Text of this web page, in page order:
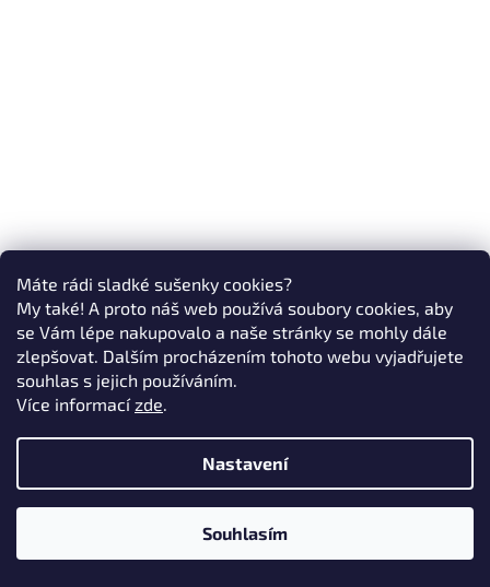
Máte rádi sladké sušenky cookies?
My také! A proto náš web používá soubory cookies, aby
se Vám lépe nakupovalo a naše stránky se mohly dále
zlepšovat. Dalším procházením tohoto webu vyjadřujete
souhlas s jejich používáním.
Více informacízde.
Nastavení
Souhlasím